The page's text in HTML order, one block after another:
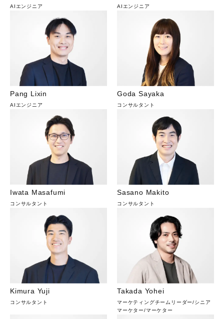
AIエンジニア AIエンジニア
Pang Lixin
AIエンジニア
Goda Sayaka
コンサルタント
Iwata Masafumi
コンサルタント
Sasano Makito
コンサルタント
Kimura Yuji
コンサルタント
Takada Yohei
マーケティングチームリーダー/シニア
マーケター/マーケター